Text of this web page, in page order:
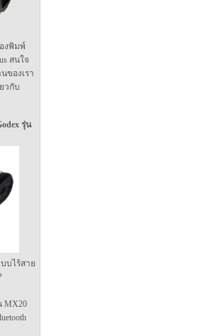
งพิมพ์
สนใจ
ของเรา
วกับ
รุ่น
บไร้สาย
MX20